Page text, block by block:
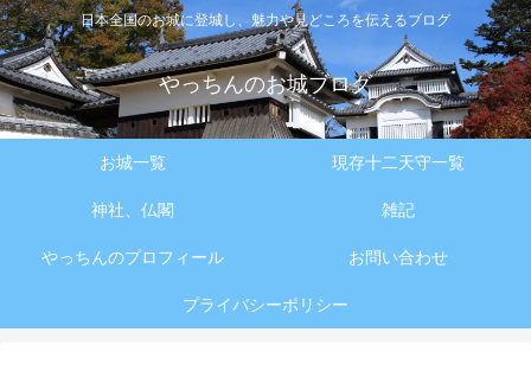
日本全国のお城に登城し、魅力や見どころを伝えるブログ
やっちんのお城ブログ
お城一覧 現存十二天守一覧
神社、仏閣 雑記
やっちんのプロフィール お問い合わせ
プライバシーポリシー